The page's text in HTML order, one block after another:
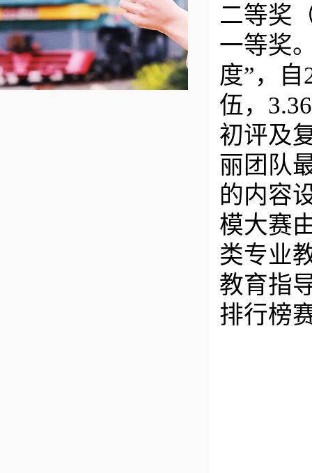
二等奖
一等奖
度”，
伍，
初评及
丽团队
的内容
模大赛
类专业
教育指
排行榜